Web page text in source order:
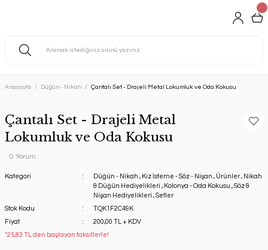
Anasayfa Düğün - Nikah Çantalı Set - Drajeli Metal Lokumluk ve Oda Kokusu
Çantalı Set - Drajeli Metal
Lokumluk ve Oda Kokusu
0 Yorum
Kategori Düğün - Nikah , Kız İsteme - Söz - Nişan , Ürünler , Nikah
& Düğün Hediyelikleri , Kolonya - Oda Kokusu ,Söz &
Nişan Hediyelikleri ,Setler
Stok Kodu
TQK1F2C49K
Fiyat
200,00 TL + KDV
*25,83 TL den başlayan taksitlerle!